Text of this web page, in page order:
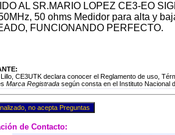
AL SR.MARIO LOPEZ CE3-EO
50 ohms Medidor para alta y
FUNCIONANDO PERFECTO.
CE3UTK declara conocer el Reglamento de uso,
Marca Registrada según consta en el Instituto Nacional
de Contacto: